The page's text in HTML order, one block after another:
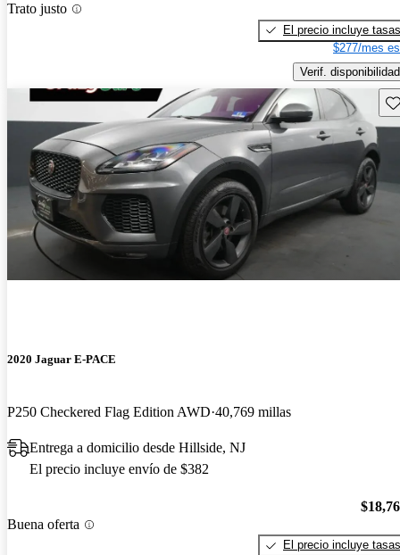
Trato justo
El precio incluye tasas
$277/mes
Verif. disponibilidad
2020 Jaguar E-PACE
P250 Checkered Flag Edition AWD 40,769 millas
Entrega a domicilio desde Hillside, NJ
El precio incluye envío de $382
Buena oferta
El precio incluye tasas